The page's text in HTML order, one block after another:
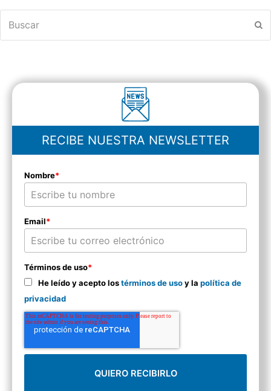
RECIBE NUESTRA NEWSLETTER
Nombre*
Email*
Términos de uso*
He leído y acepto lostérminos de usoy la política de
privacidad